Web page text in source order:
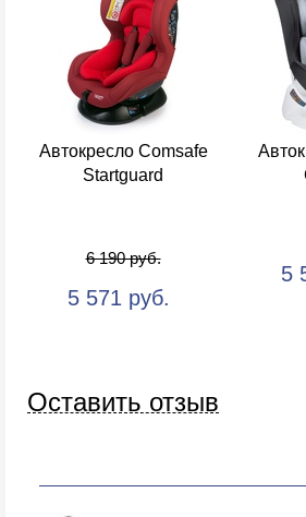
Автокресло Comsafe
Startguard
6 190 руб.
5 571 руб.
5
Оставить отзыв